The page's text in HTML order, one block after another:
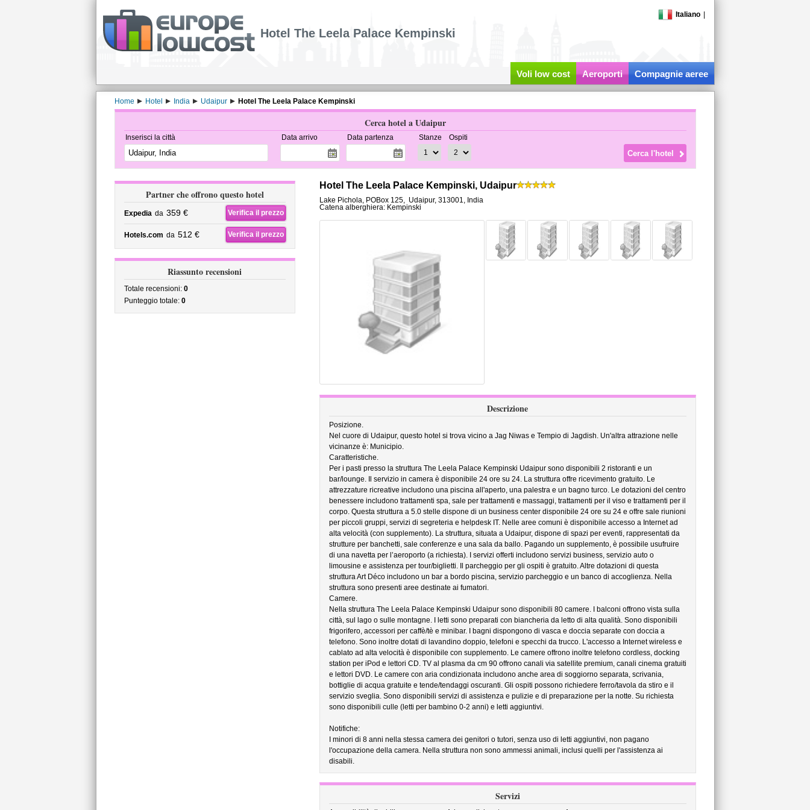
Italiano
Hotel The Leela Palace Kempinski
Voli low cost Aeroporti Compagnie aeree
Home Hotel India Udaipur Hotel The Leela Palace Kempinski
Cerca hotel a Udaipur
Inserisci la città Data arrivo Data partenza Stanze Ospiti
Partner che offrono questo hotel
Expedia da 359 € Verifica il prezzo
Hotels.com da 512 € Verifica il prezzo
Riassunto recensioni
Totale recensioni: 0
Punteggio totale: 0
Hotel The Leela Palace Kempinski, Udaipur
Lake Pichola, POBox 125, Udaipur, 313001, India
Catena alberghiera: Kempinski
Descrizione
Posizione.
Nel cuore di Udaipur, questo hotel si trova vicino a Jag Niwas e Tempio di Jagdish. Un'altra attrazione nelle
vicinanze è: Municipio.
Caratteristiche.
Per i pasti presso la struttura The Leela Palace Kempinski Udaipur sono disponibili 2 ristoranti e un
bar/lounge. Il servizio in camera è disponibile 24 ore su 24. La struttura offre ricevimento gratuito. Le
attrezzature ricreative includono una piscina all'aperto, una palestra e un bagno turco. Le dotazioni del centro
benessere includono trattamenti spa, sale per trattamenti e massaggi, trattamenti per il viso e trattamenti per il
corpo. Questa struttura a 5.0 stelle dispone di un business center disponibile 24 ore su 24 e offre sale riunioni
per piccoli gruppi, servizi di segreteria e helpdesk IT. Nelle aree comuni è disponibile accesso a Internet ad
alta velocità (con supplemento). La struttura, situata a Udaipur, dispone di spazi per eventi, rappresentati da
strutture per banchetti, sale conferenze e una sala da ballo. Pagando un supplemento, è possibile usufruire
di una navetta per l’aeroporto (a richiesta). I servizi offerti includono servizi business, servizio auto o
limousine e assistenza per tour/biglietti. Il parcheggio per gli ospiti è gratuito. Altre dotazioni di questa
struttura Art Déco includono un bar a bordo piscina, servizio parcheggio e un banco di accoglienza. Nella
struttura sono presenti aree destinate ai fumatori.
Camere.
Nella struttura The Leela Palace Kempinski Udaipur sono disponibili 80 camere. I balconi offrono vista sulla
città, sul lago o sulle montagne. I letti sono preparati con biancheria da letto di alta qualità. Sono disponibili
frigorifero, accessori per caffè/tè e minibar. I bagni dispongono di vasca e doccia separate con doccia a
telefono. Sono inoltre dotati di lavandino doppio, telefoni e specchi da trucco. L'accesso a Internet wireless e
cablato ad alta velocità è disponibile con supplemento. Le camere offrono inoltre telefono cordless, docking
station per iPod e lettori CD. TV al plasma da cm 90 offrono canali via satellite premium, canali cinema gratuiti
e lettori DVD. Le camere con aria condizionata includono anche area di soggiorno separata, scrivania,
bottiglie di acqua gratuite e tende/tendaggi oscuranti. Gli ospiti possono richiedere ferro/tavola da stiro e il
servizio sveglia. Sono disponibili servizi di assistenza e pulizie e di preparazione per la notte. Su richiesta
sono disponibili culle (letti per bambino 0-2 anni) e letti aggiuntivi.
Notifiche:
I minori di 8 anni nella stessa camera dei genitori o tutori, senza uso di letti aggiuntivi, non pagano
l'occupazione della camera. Nella struttura non sono ammessi animali, inclusi quelli per l'assistenza ai
disabili.
Servizi